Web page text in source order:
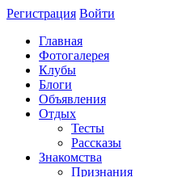
Регистрация Войти
Главная
Фотогалерея
Клубы
Блоги
Объявления
Отдых
Тесты
Рассказы
Знакомства
Признания